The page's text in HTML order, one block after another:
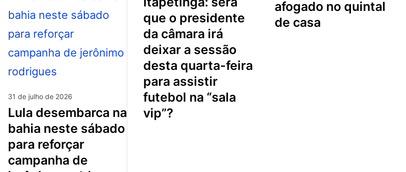
31 de julho de 2026
lula desembarca na
bahia neste sábado
para reforçar
campanha de
que o presidente
da câmara irá
deixar a sessão
desta quarta-feira
para assistir
futebol na “sala
vip”?
afogado no quintal
de casa